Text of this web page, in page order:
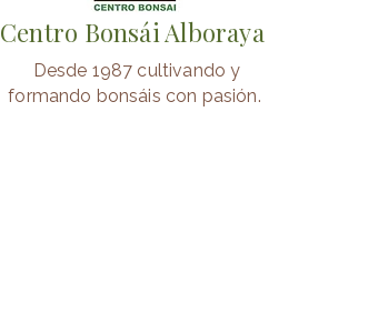
Centro Bonsái Alboraya
Desde 1987 cultivando y
formando bonsáis con pasión.